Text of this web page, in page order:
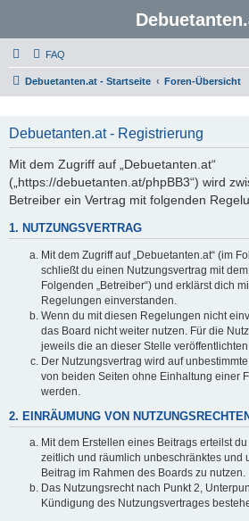
FAQ
Debuetanten.at - Startseite Foren-Übersicht
Debuetanten.at - Registrierung
Mit dem Zugriff auf „Debuetanten.at“
(„https://debuetanten.at/phpBB3“) wird
Betreiber ein Vertrag mit folgenden
1. NUTZUNGSVERTRAG
Mit dem Zugriff auf „Debuetanten.at“ (im
schließt du einen Nutzungsvertrag mit
Folgenden „Betreiber“) und erklärst dich
Regelungen einverstanden.
Wenn du mit diesen Regelungen nicht
das Board nicht weiter nutzen. Für die
jeweils die an dieser Stelle
Der Nutzungsvertrag wird auf
von beiden Seiten ohne Einhaltung einer
werden.
2. EINRÄUMUNG VON NUTZUNGSRECHTEN
Mit dem Erstellen eines Beitrags erteilst
zeitlich und räumlich unbeschränktes und
Beitrag im Rahmen des Boards zu nutzen.
Das Nutzungsrecht nach Punkt 2,
Kündigung des Nutzungsvertrages